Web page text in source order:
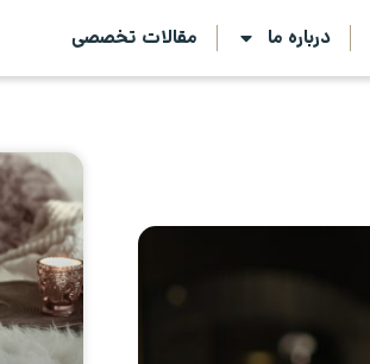
درباره ما مقالات تخصصی